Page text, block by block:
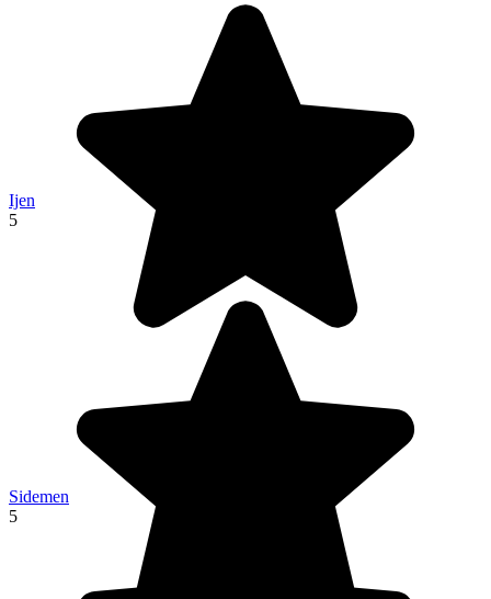
Ijen
5
Sidemen
5